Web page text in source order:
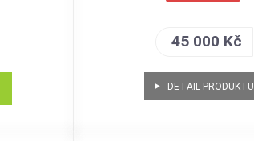
45 000 Kč
DETAIL PRODUKTU